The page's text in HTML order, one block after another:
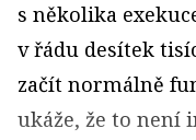
s několika
v řádu desítek
začít normálně
ukáže, že to není